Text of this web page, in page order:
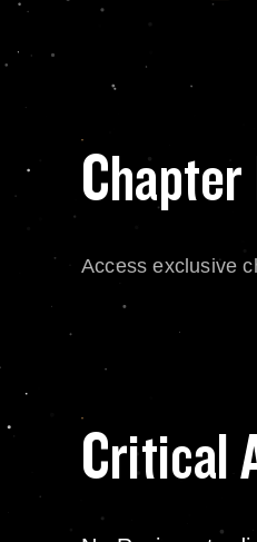
Access exclusive
Critical